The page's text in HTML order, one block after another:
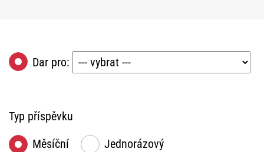
Dar pro:
Typ příspěvku
Měsíční
Jednorázový